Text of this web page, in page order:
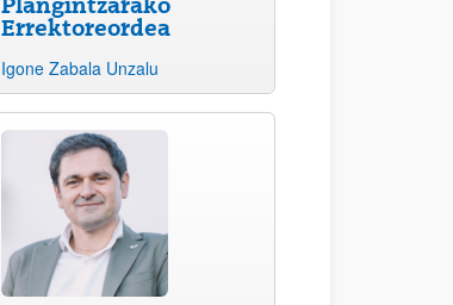
Errektoreordea
Igone Zabala Unzalu